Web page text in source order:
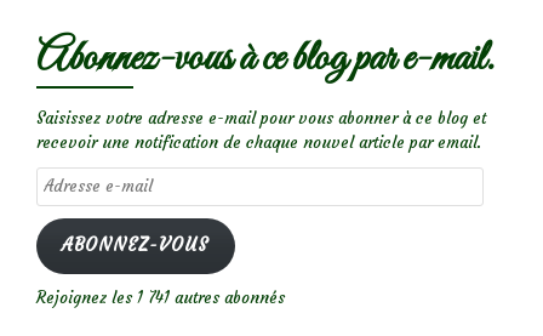
Abonnez-vous à ce blog par e-mail.
Saisissez votre adresse e-mail pour vous abonner à ce blog et
recevoir une notification de chaque nouvel article par email.
Adresse
e-
mail
ABONNEZ-VOUS
Rejoignez les 1 741 autres abonnés